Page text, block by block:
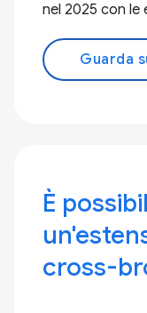
nel 2025 con le
Guarda
È
cross-